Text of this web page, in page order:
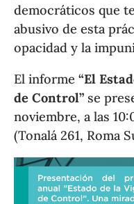
democráticos que
abusivo de esta
opacidad y la
El informe“El
de Control” se
noviembre, a las
(Tonalá 261, Roma